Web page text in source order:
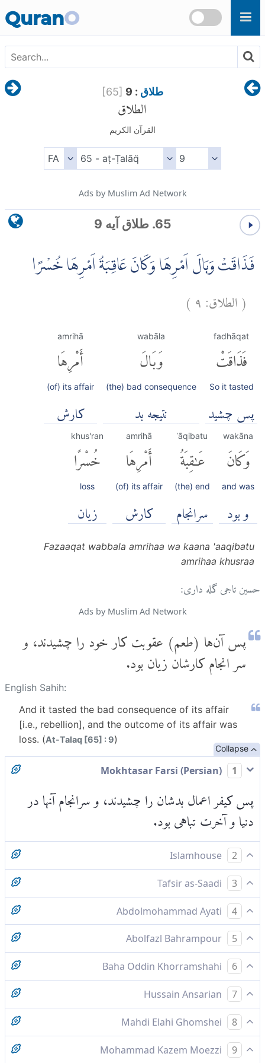
QuranO
[65] طلاق : 9
الطلاق
القرآن الكريم
Ads by Muslim Ad Network
65. طلاق آیه 9
فَذَاقَتْ وَبَالَ اَمْرِهَا وَكَانَ عَاقِبَةُ اَمْرِهَا خُسْرًا
(الطلاق:٩)
fadhāqat
فَذَاقَتْ
So it tasted
پس چشید
wabāla
وَبَالَ
(the) bad consequence
نتیجه بد
amrihā
أَمْرِهَا
(of) its affair
کارش
wakāna
وَكَانَ
and was
و بود
ʿāqibatu
عَٰقِبَةُ
(the) end
سرانجام
amrihā
أَمْرِهَا
(of) its affair
کارش
khus'ran
خُسْرًا
loss
زیان
Fazaaqat wabbala amrihaa wa kaana 'aaqibatu
amrihaa khusraa
حسین تاجی گله داری:
Ads by Muslim Ad Network
پس آن‌ها (طعم) عقوبت کار خود را چشیدند، و
سر انجام کارشان زیان بود.
English Sahih:
And it tasted the bad consequence of its affair
[i.e., rebellion], and the outcome of its affair was
loss. (At-Talaq [65] : 9)
Collapse
1
پس کیفر اعمال بدشان را چشیدند، و سرانجام آنها در
دنیا و آخرت تباهی بود.
2
پس آنان کیفر کار خود را چشیدند، و سرانجامِ کارشان
زیان بود.
3
Please check ayah 65:12 for complete tafsir.
4
پس عقوبت عمل خود را چشيدند. عاقبت كارشان
زيانكارى بود
5
پس سزاى كار خود را چشيدند و پايان كارشان خسران
بود
6
بدین‌سان عقوبت کار خود را چشید و عاقبت کارش
زیان بود
7
و آنان کیفر سنگین کفر و کبرشان را چشیدند و سرانجام
کارشان خسارت بود
8
تا کیفر کردار خود چشیدند و عاقبت کارشان زیانکاری
9